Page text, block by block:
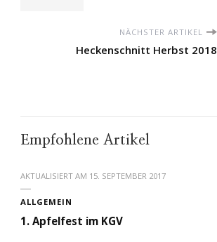
NÄCHSTER ARTIKEL
Heckenschnitt Herbst 2018
Empfohlene Artikel
AKTUALISIERT AM 15. SEPTEMBER 2017
ALLGEMEIN
1. Apfelfest im KGV